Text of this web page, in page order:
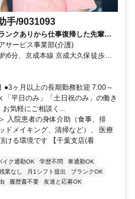
手/9031093
ンクありから仕事復帰した先輩や
サービス事業部(介護)
6分、京成本線 京成大久保徒歩約
約33分 車・バイク通勤OK（派遣
●3ヶ月以上の長期勤務歓迎 7:00～
平日のみ」「土日祝のみ」の働き
お気軽にご相談く...
入院患者の身体介助（食事、排
ドメイキング、清掃など）、 医療
ける環境です 【千葉支店(看
イク通勤OK 学歴不問
車通勤OK
業なし 月1シフト提出
ブランクOK
履歴書不要
友達と応募OK